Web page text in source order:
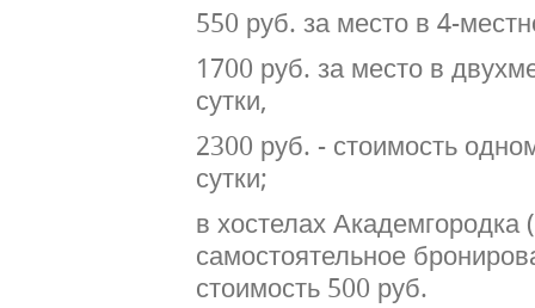
550 руб. за место в 4-
1700 руб. за место в
сутки,
2300 руб. - стоимость
сутки;
в хостелах
самостоятельное
стоимость 500 руб.